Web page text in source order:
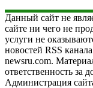
Данный сайт не
сайте ни чего не
услуги не
новостей RSS
newsru.com.
ответственность за
Администрация